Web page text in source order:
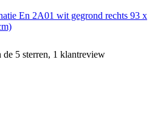
En 2A01 wit gegrond rechts 93 x
5 sterren, 1 klantreview